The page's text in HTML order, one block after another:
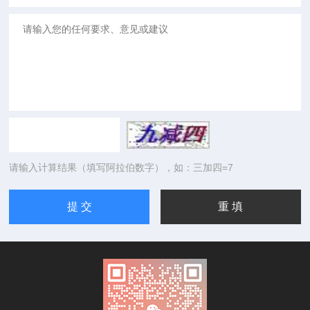
请输入计算结果（填写阿拉伯数字），如：三加四=7